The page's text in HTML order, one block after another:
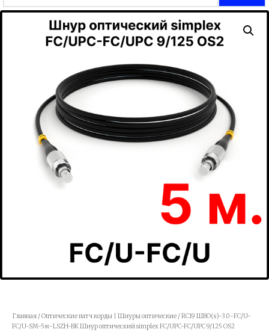
Главная /Оптические патч корды | Шнуры оптические / RC19 ШВО(s)-3.0-FC/U-
FC/U-SM-5м-LSZH-BK Шнур оптический simplex FC/UPC-FC/UPC 9/125 OS2